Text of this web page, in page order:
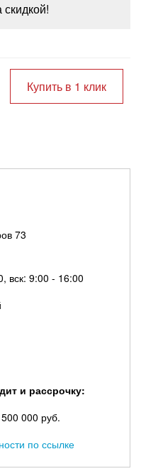
Купить в 1 клик
73
вск: 9:00 - 16:00
и рассрочку:
000 руб.
по ссылке